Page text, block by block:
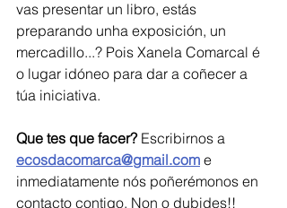
vas presentar un libro, estás
preparando unha exposición, un
mercadillo...? Pois Xanela Comarcal é
o lugar idóneo para dar a coñecer a
túa iniciativa.
Que tes que facer? Escribirnos a
ecosdacomarca@gmail.com e
inmediatamente nós poñerémonos en
contacto contigo. Non o dubides!!